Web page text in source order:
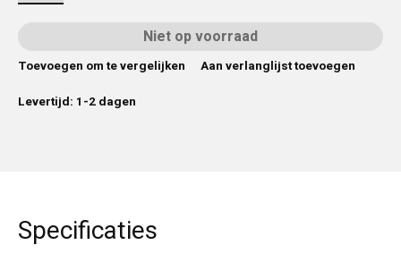
Niet op voorraad
Toevoegen om te vergelijken
Aan verlanglijst toevoegen
Levertijd: 1-2 dagen
Specificaties